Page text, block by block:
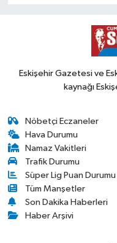
Eskişehir Gazetesi ve
kaynağı
Nöbetçi Eczaneler
Hava Durumu
Namaz Vakitleri
Trafik Durumu
Süper Lig Puan
Tüm Manşetler
Son Dakika Haberleri
Haber Arşivi